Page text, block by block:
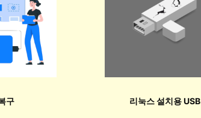
구 리눅스 설치용 USB